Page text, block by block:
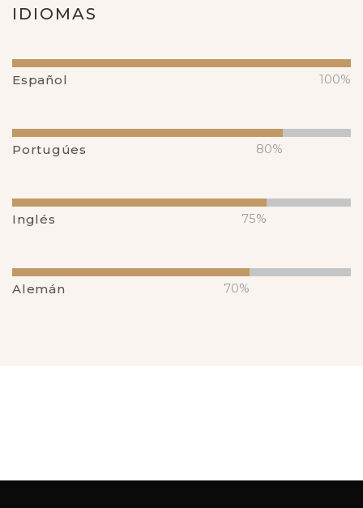
IDIOMAS
100%
Español
80%
Portugúes
75%
Inglés
70%
Alemán